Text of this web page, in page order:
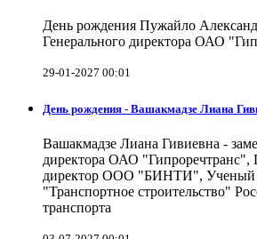
День рождения Пужайло
Генерального директора ОАО
29-01-2027 00:01
День рождения - Вашакмадзе Лиана
Вашакмадзе Лиана Гивиевна -
директора ОАО "Гипроречтранс",
директор ООО "БИНТИ", Ученый
"Транспортное строительство"
транспорта